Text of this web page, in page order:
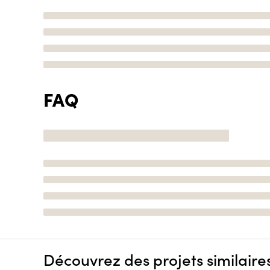
FAQ
Découvrez des projets